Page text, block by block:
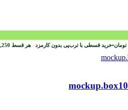
تومان•خرید قسطی با ترب‌پی بدون کارمزد هر قسط